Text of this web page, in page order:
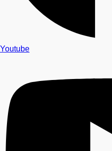
Youtube